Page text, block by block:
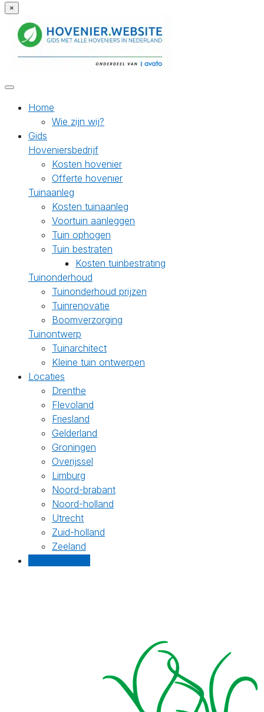
×
Home
Wie zijn wij?
Gids
Hoveniersbedrijf
Kosten hovenier
Offerte hovenier
Tuinaanleg
Kosten tuinaanleg
Voortuin aanleggen
Tuin ophogen
Tuin bestraten
Kosten tuinbestrating
Tuinonderhoud
Tuinonderhoud prijzen
Tuinrenovatie
Boomverzorging
Tuinontwerp
Tuinarchitect
Kleine tuin ontwerpen
Locaties
Drenthe
Flevoland
Friesland
Gelderland
Groningen
Overijssel
Limburg
Noord-brabant
Noord-holland
Utrecht
Zuid-holland
Zeeland